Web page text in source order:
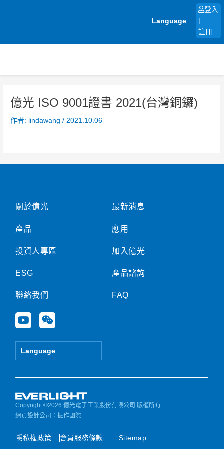
Language
登入
註冊
億光 ISO 9001證書 2021(台灣銅鑼)
作者: lindawang/ 2021.10.06
關於億光
產品
投資人專區
ESG
聯絡我們
Y
o
u
e
W
e
i
Language
最新消息
應用
加入億光
產品諮詢
FAQ
Copyright ©2026 億光電子工業股份有限公司 版權所有
網頁設計公司 ：振作國際
隱私權政策 會員服務條款 Sitemap